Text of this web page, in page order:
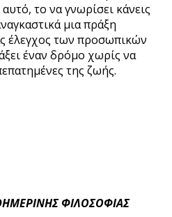
το να γνωρίσει κάνεις
μια πράξη
έλεγχος των προσωπικών
έναν δρόμο χωρίς να
της ζωής.
ΦΙΛΟΣΟΦΙΑΣ